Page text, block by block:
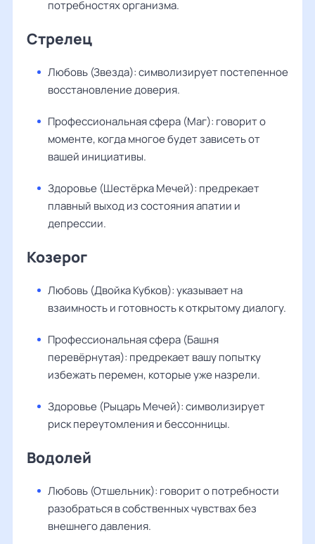
потребностях организма.
Стрелец
Любовь (Звезда): символизирует постепенное
восстановление доверия.
Профессиональная сфера (Маг): говорит о
моменте, когда многое будет зависеть от
вашей инициативы.
Здоровье (Шестёрка Мечей): предрекает
плавный выход из состояния апатии и
депрессии.
Козерог
Любовь (Двойка Кубков): указывает на
взаимность и готовность к открытому диалогу.
Профессиональная сфера (Башня
перевёрнутая): предрекает вашу попытку
избежать перемен, которые уже назрели.
Здоровье (Рыцарь Мечей): символизирует
риск переутомления и бессонницы.
Водолей
Любовь (Отшельник): говорит о потребности
разобраться в собственных чувствах без
внешнего давления.